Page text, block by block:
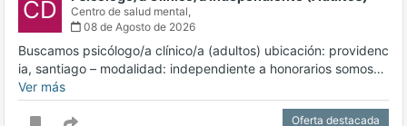
CD
Centro de salud mental,
08 de Agosto de 2026
Buscamos psicólogo/a clínico/a (adultos) ubicación: providenc
ia, santiago – modalidad: independiente a honorarios somos…
Ver más
Oferta destacada